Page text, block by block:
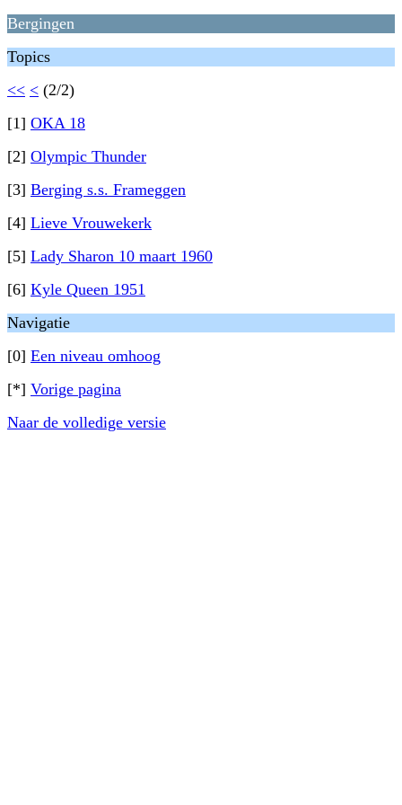
Bergingen
Topics
<< < (2/2)
[1] OKA 18
[2] Olympic Thunder
[3] Berging s.s. Frameggen
[4] Lieve Vrouwekerk
[5] Lady Sharon 10 maart 1960
[6] Kyle Queen 1951
Navigatie
[0] Een niveau omhoog
[*] Vorige pagina
Naar de volledige versie